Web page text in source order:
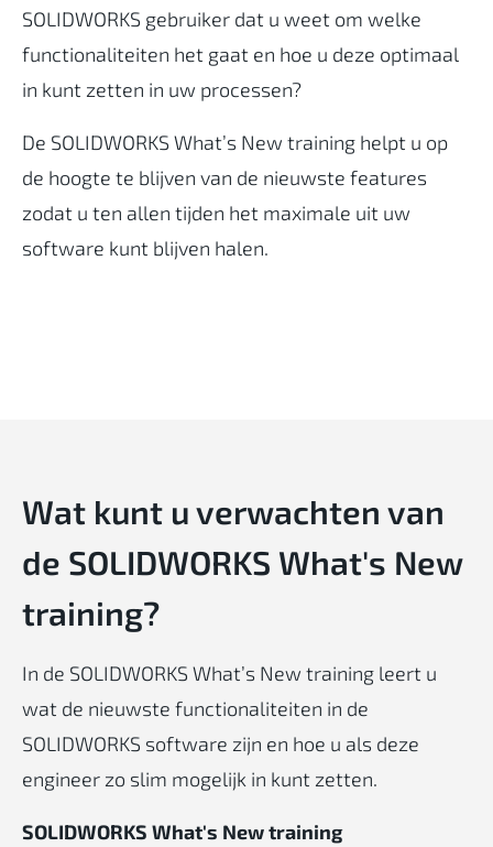
SOLIDWORKS gebruiker dat u weet om welke
functionaliteiten het gaat en hoe u deze optimaal
in kunt zetten in uw processen?
De SOLIDWORKS What’s New training helpt u op
de hoogte te blijven van de nieuwste features
zodat u ten allen tijden het maximale uit uw
software kunt blijven halen.
Wat kunt u verwachten van
de SOLIDWORKS What's New
training?
In de SOLIDWORKS What’s New training leert u
wat de nieuwste functionaliteiten in de
SOLIDWORKS software zijn en hoe u als deze
engineer zo slim mogelijk in kunt zetten.
SOLIDWORKS What's New training